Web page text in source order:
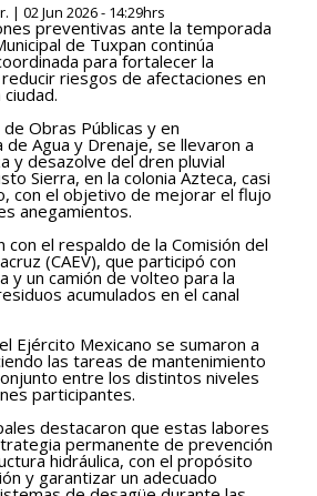
| 02 Jun 2026 - 14:29hrs
preventivas ante la temporada
de Tuxpan continúa
para fortalecer la
riesgos de afectaciones en
Obras Públicas y en
de Agua y Drenaje, se llevaron a
y desazolve del dren pluvial
Sierra, en la colonia Azteca, casi
con el objetivo de mejorar el flujo
anegamientos.
el respaldo de la Comisión del
(CAEV), que participó con
y un camión de volteo para la
acumulados en el canal
Ejército Mexicano se sumaron a
las tareas de mantenimiento
entre los distintos niveles
participantes.
destacaron que estas labores
permanente de prevención
hidráulica, con el propósito
y garantizar un adecuado